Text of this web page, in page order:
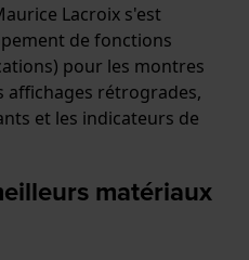
Lacroix s'est
de fonctions
pour les montres
affichages rétrogrades,
et les indicateurs de
matériaux